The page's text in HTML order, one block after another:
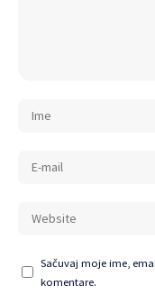
Sačuvaj moje ime,
komentare.